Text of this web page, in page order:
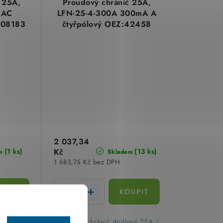
(1 ks)
LFN-25-4-300A 300mA A
čtyřpólový OEZ:42458
Skladem (13 ks)
1 683,75 Kč bez DPH
2 037,34
Kč